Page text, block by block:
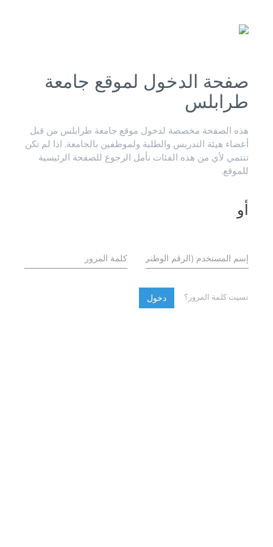
صفحة الدخول لموقع جامعة
طرابلس
هذه الصفحة مخصصة لدخول موقع جامعة طرابلس من قبل
أعضاء هيئة التدريس والطلبة ولموظفين بالجامعة. اذا لم تكن
تنتمي لأي من هذه الفئات نأمل الرجوع للصفحة الرئيسية
للموقع.
أو
نسيت كلمة المرور؟ دخول